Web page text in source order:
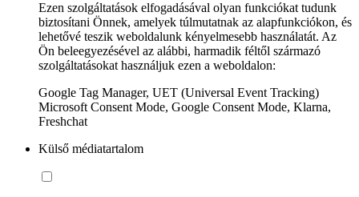
Ezen szolgáltatások elfogadásával olyan funkciókat tudunk
biztosítani Önnek, amelyek túlmutatnak az alapfunkciókon, és
lehetővé teszik weboldalunk kényelmesebb használatát. Az
Ön beleegyezésével az alábbi, harmadik féltől származó
szolgáltatásokat használjuk ezen a weboldalon:
Google Tag Manager, UET (Universal Event Tracking)
Microsoft Consent Mode, Google Consent Mode, Klarna,
Freshchat
Külső médiatartalom